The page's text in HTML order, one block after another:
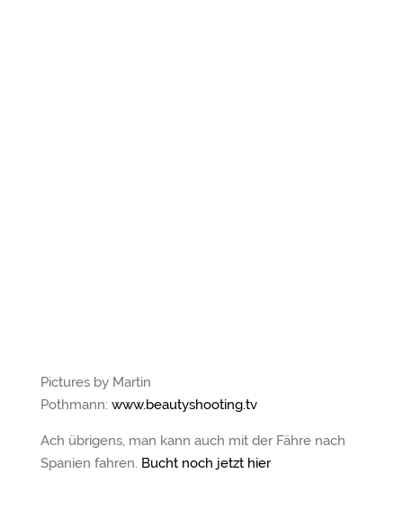
Pictures by Martin
Pothmann: www.beautyshooting.tv
Ach übrigens, man kann auch mit der Fähre nach
Spanien fahren. Bucht noch jetzt hier